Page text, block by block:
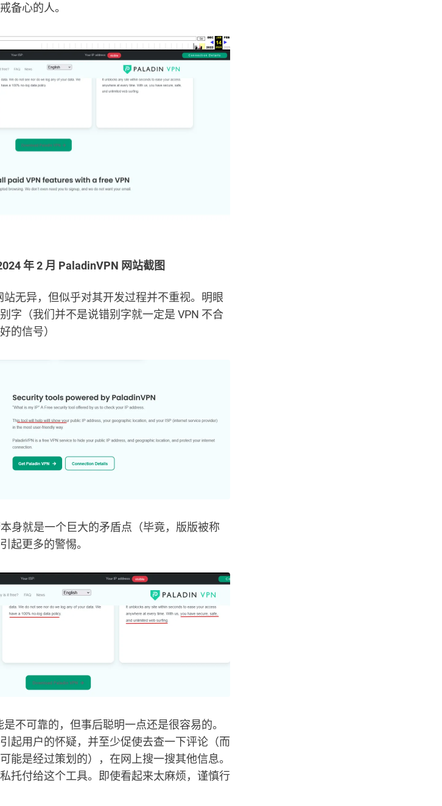
备心的人。
年 2 月 PaladinVPN 网站截图
无异，但似乎对其开发过程并不重视。明眼
字（我们并不是说错别字就一定是 VPN 不合
的信号）
身就是一个巨大的矛盾点（毕竟，版版被称
起更多的警惕。
不可靠的，但事后聪明一点还是很容易的。
起用户的怀疑，并至少促使去查一下评论（而
能是经过策划的），在网上搜一搜其他信息。
托付给这个工具。即使看起来太麻烦，谨慎行